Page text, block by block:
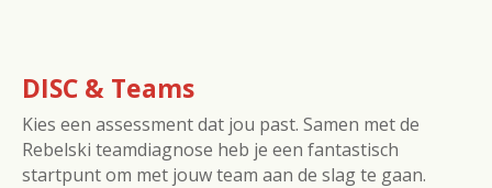
DISC & Teams
Kies een assessment dat jou past. Samen met de
Rebelski teamdiagnose heb je een fantastisch
startpunt om met jouw team aan de slag te gaan.